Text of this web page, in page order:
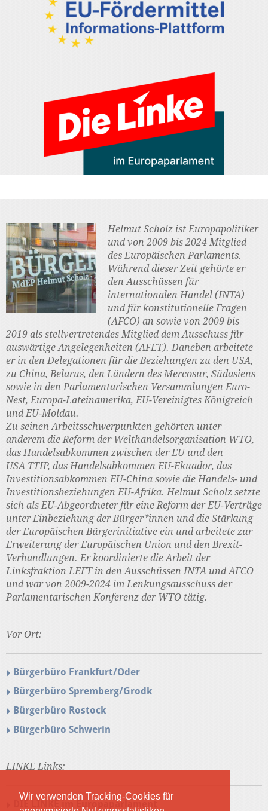
Wir verwenden Tracking-Cookies für
Helmut Scholz ist Europapolitiker
und von 2009 bis 2024 Mitglied
des Europäischen Parlaments.
Während dieser Zeit gehörte er
den Ausschüssen für
internationalen Handel (INTA)
und für konstitutionelle Fragen
(AFCO) an sowie von 2009 bis
2019 als stellvertretendes Mitglied dem Ausschuss für
auswärtige Angelegenheiten (AFET). Daneben arbeitete
er in den Delegationen für die Beziehungen zu den USA,
zu China, Belarus, den Ländern des Mercosur, Südasiens
sowie in den Parlamentarischen Versammlungen Euro-
Nest, Europa-Lateinamerika, EU-Vereinigtes Königreich
und EU-Moldau.
Zu seinen Arbeitsschwerpunkten gehörten unter
anderem die Reform der Welthandelsorganisation WTO,
das Handelsabkommen zwischen der EU und den
USA TTIP, das Handelsabkommen EU-Ekuador, das
Investitionsabkommen EU-China sowie die Handels- und
Investitionsbeziehungen EU-Afrika. Helmut Scholz setzte
sich als EU-Abgeordneter für eine Reform der EU-Verträge
unter Einbeziehung der Bürger*innen und die Stärkung
der Europäischen Bürgerinitiative ein und arbeitete zur
Erweiterung der Europäischen Union und den Brexit-
Verhandlungen. Er koordinierte die Arbeit der
Linksfraktion LEFT in den Ausschüssen INTA und AFCO
und war von 2009-2024 im Lenkungsausschuss der
Parlamentarischen Konferenz der WTO tätig.
Vor Ort:
Bürgerbüro Frankfurt/Oder
Bürgerbüro Spremberg/Grodk
Bürgerbüro Rostock
Bürgerbüro Schwerin
LINKE Links:
DIE LINKE im Europaparlament